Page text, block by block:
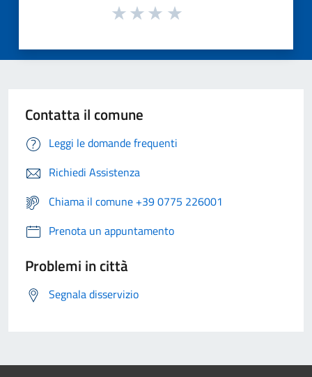
Contatta il comune
Leggi le domande frequenti
Richiedi Assistenza
Chiama il comune +39 0775 226001
Prenota un appuntamento
Problemi in città
Segnala disservizio